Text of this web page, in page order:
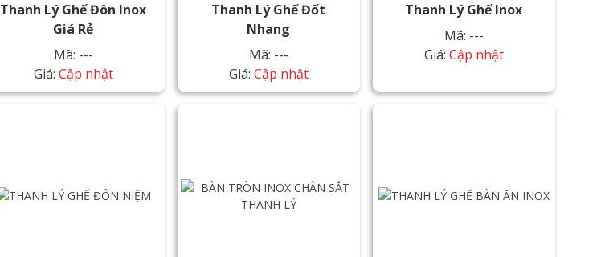
Thanh Lý Ghế Đôn Inox
Giá Rẻ
Mã: ---
Giá: Cập nhật
Thanh Lý Ghế Đốt
Nhang
Mã: ---
Giá: Cập nhật
Thanh Lý Ghế Inox
Mã: ---
Giá: Cập nhật